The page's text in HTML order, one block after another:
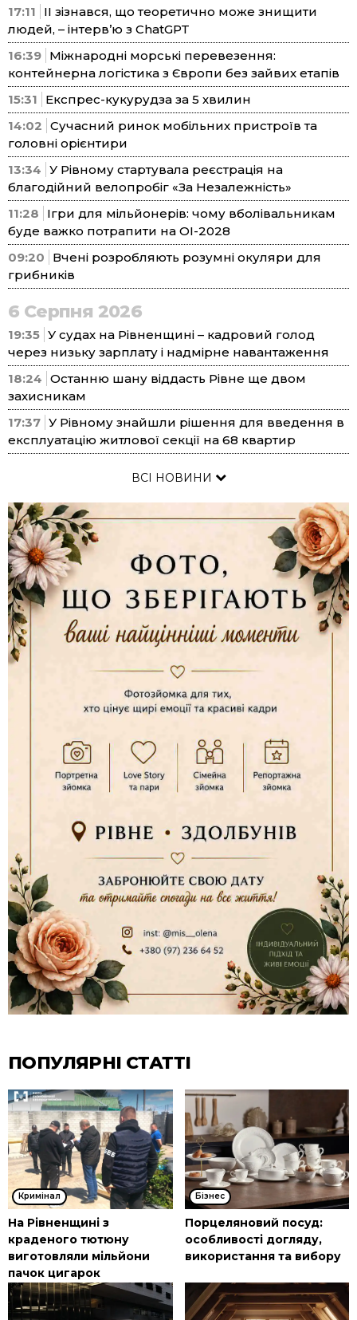
17:11
ІІ зізнався, що теоретично може знищити
людей, – інтерв’ю з ChatGPT
16:39 Міжнародні морські перевезення:
контейнерна логістика з Європи без зайвих етапів
15:31
Експрес-кукурудза за 5 хвилин
14:02 Сучасний ринок мобільних пристроїв та
головні орієнтири
13:34 У Рівному стартувала реєстрація на
благодійний велопробіг «За Незалежність»
11:28
Ігри для мільйонерів: чому вболівальникам
буде важко потрапити на ОІ-2028
09:20
Вчені розробляють розумні окуляри для
грибників
6 Серпня 2026
19:35 У судах на Рівненщині – кадровий голод
через низьку зарплату і надмірне навантаження
18:24 Останню шану віддасть Рівне ще двом
захисникам
17:37 У Рівному знайшли рішення для введення в
експлуатацію житлової секції на 68 квартир
ВСІ НОВИНИ
ПОПУЛЯРНІ СТАТТІ
Кримінал
На Рівненщині з
краденого тютюну
виготовляли мільйони
пачок цигарок
Бізнес
Порцеляновий посуд:
особливості догляду,
використання та вибору